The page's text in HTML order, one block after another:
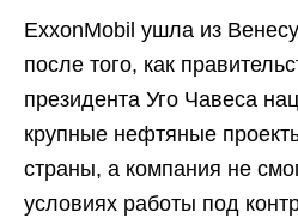
ExxonMobil ушла из
после того, как
президента Уго Чавеса
крупные нефтяные
страны, а компания не
условиях работы под